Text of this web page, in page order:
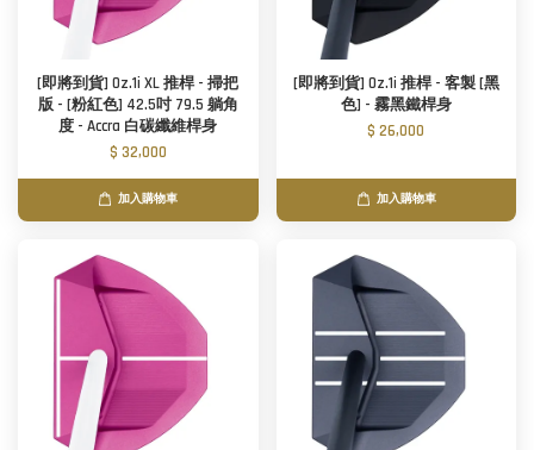
[即將到貨] Oz.1i XL 推桿 - 掃把
版 - [粉紅色] 42.5吋 79.5 躺角
度 - Accra 白碳纖維桿身
$ 32,000
加入購物車
[即將到貨] Oz.1i 推桿 - 客製 [黑
色] - 霧黑鐵桿身
$ 26,000
加入購物車